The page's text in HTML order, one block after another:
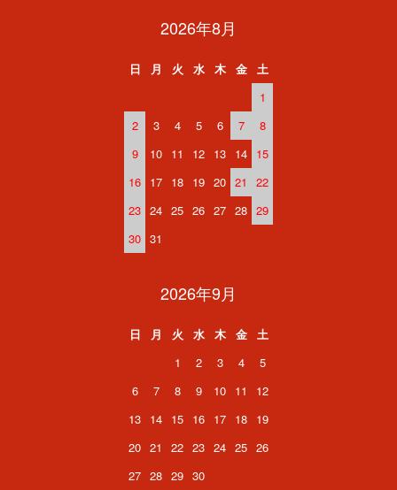
2026年8月
日 月 火 水 木 金
土
1
2
3 4 5 6 7
8
9
10 11 12 13 14 15
16 17 18 19 20 21
22
23 24 25 26 27 28 29
30 31
2026年9月
日 月 火 水 木 金
土
1
2 3 4
5
6
7 8 9 10 11
12
13 14 15 16 17 18 19
20 21 22 23 24 25 26
27 28 29 30